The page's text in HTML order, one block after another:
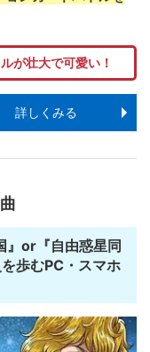
が壮大で可愛い！
詳しくみる
』or『自由惑星同
歩むPC・スマホ